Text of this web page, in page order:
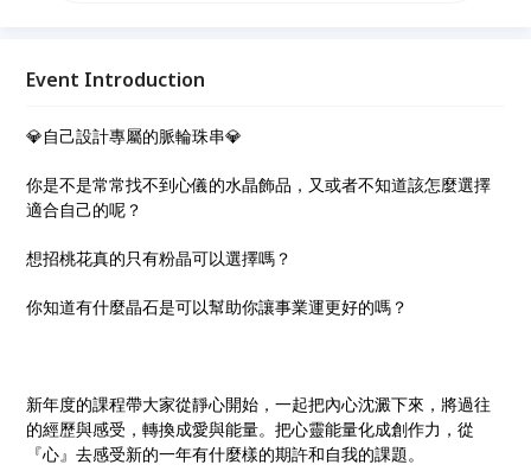
Event Introduction
💎自己設計專屬的脈輪珠串💎
你是不是常常找不到心儀的水晶飾品，又或者不知道該怎麼選擇
適合自己的呢？
想招桃花真的只有粉晶可以選擇嗎？
你知道有什麼晶石是可以幫助你讓事業運更好的嗎？
新年度的課程帶大家從靜心開始，一起把內心沈澱下來，將過往
的經歷與感受，轉換成愛與能量。把心靈能量化成創作力，從
『心』去感受新的一年有什麼樣的期許和自我的課題。